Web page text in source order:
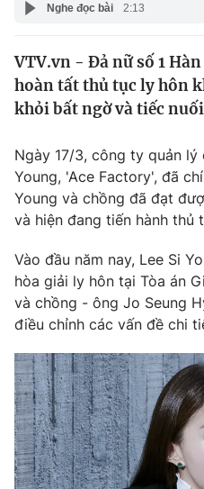
Y tế
Thế giới
Tin tức
Câu chuyện quốc tế
Kinh tế
Tài chính
Thị trường
Góc doanh nghiệp
Dữ liệu và đời sống
Truyền hình
Phim VTV
Hậu trường
Nhân vật
Khán giả
Giải sao mai
Giải trí
Điện ảnh
Âm nhạc
Sao
Đời sống
Du lịch
Làm đẹp
Chất lượng cuộc sống
Giáo dục
Tuyển sinh
Học trực tuyến
Công nghệ
Hitech Công nghệ tương lai
Nghe đọc bài 2:13
VTV.vn - Đả nữ số 1
hoàn tất thủ tục ly hôn
khỏi bất ngờ và tiếc
Ngày 17/3, công ty quản lý
Young, 'Ace Factory', đã
Young và chồng đã đạt
và hiện đang tiến hành thủ
Vào đầu năm nay, Lee Si
hòa giải ly hôn tại Tòa án
và chồng - ông Jo Seung
điều chỉnh các vấn đề chi